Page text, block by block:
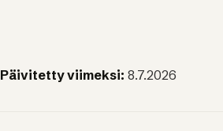
Päivitetty viimeksi: 8.7.2026